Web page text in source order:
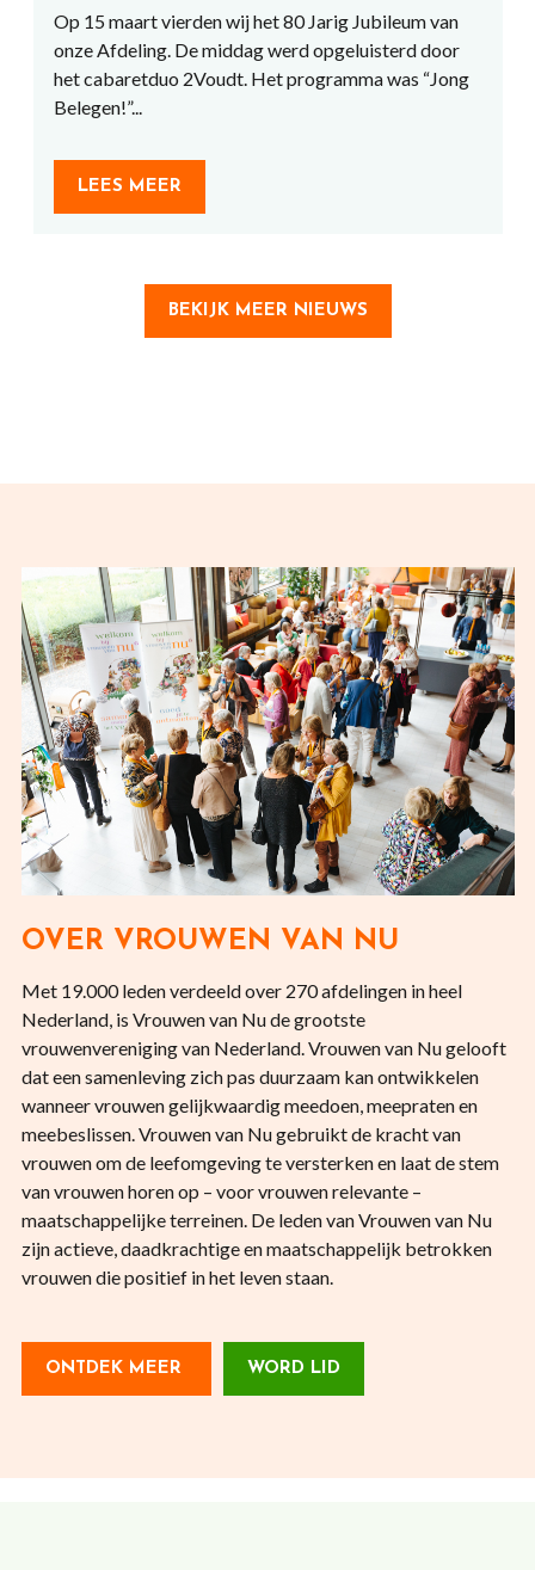
Op 15 maart vierden wij het 80 Jarig Jubileum van
onze Afdeling. De middag werd opgeluisterd door
het cabaretduo 2Voudt. Het programma was “Jong
Belegen!”...
LEES MEER
BEKIJK MEER NIEUWS
OVER VROUWEN VAN NU
Met 19.000 leden verdeeld over 270 afdelingen in heel
Nederland, is Vrouwen van Nu de grootste
vrouwenvereniging van Nederland. Vrouwen van Nu gelooft
dat een samenleving zich pas duurzaam kan ontwikkelen
wanneer vrouwen gelijkwaardig meedoen, meepraten en
meebeslissen. Vrouwen van Nu gebruikt de kracht van
vrouwen om de leefomgeving te versterken en laat de stem
van vrouwen horen op – voor vrouwen relevante –
maatschappelijke terreinen. De leden van Vrouwen van Nu
zijn actieve, daadkrachtige en maatschappelijk betrokken
vrouwen die positief in het leven staan.
ONTDEK MEER WORD LID